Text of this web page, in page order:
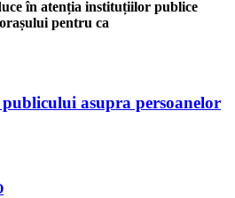
în atenția instituțiilor publice
pentru ca
asupra persoanelor